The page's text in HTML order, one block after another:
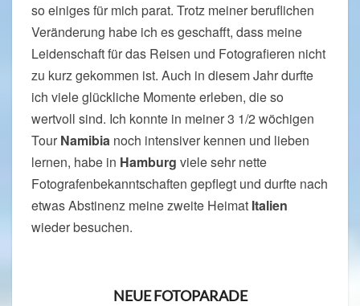
so einiges für mich parat. Trotz meiner beruflichen
Veränderung habe ich es geschafft, dass meine
Leidenschaft für das Reisen und Fotografieren nicht
zu kurz gekommen ist. Auch in diesem Jahr durfte
ich viele glückliche Momente erleben, die so
wertvoll sind. Ich konnte in meiner 3 1/2 wöchigen
Tour Namibia noch intensiver kennen und lieben
lernen, habe in Hamburg viele sehr nette
Fotografenbekanntschaften gepflegt und durfte nach
etwas Abstinenz meine zweite Heimat Italien
wieder besuchen.
NEUE FOTOPARADE